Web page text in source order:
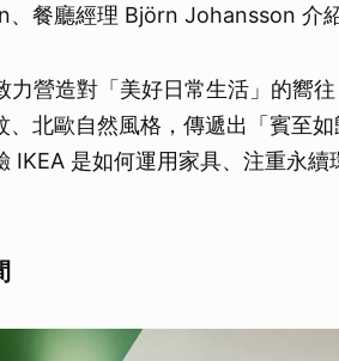
餐廳經理 Björn Johansson 介
營造對「美好日常生活」的嚮
、北歐自然風格，傳遞出「賓至
IKEA 是如何運用家具、注重永續